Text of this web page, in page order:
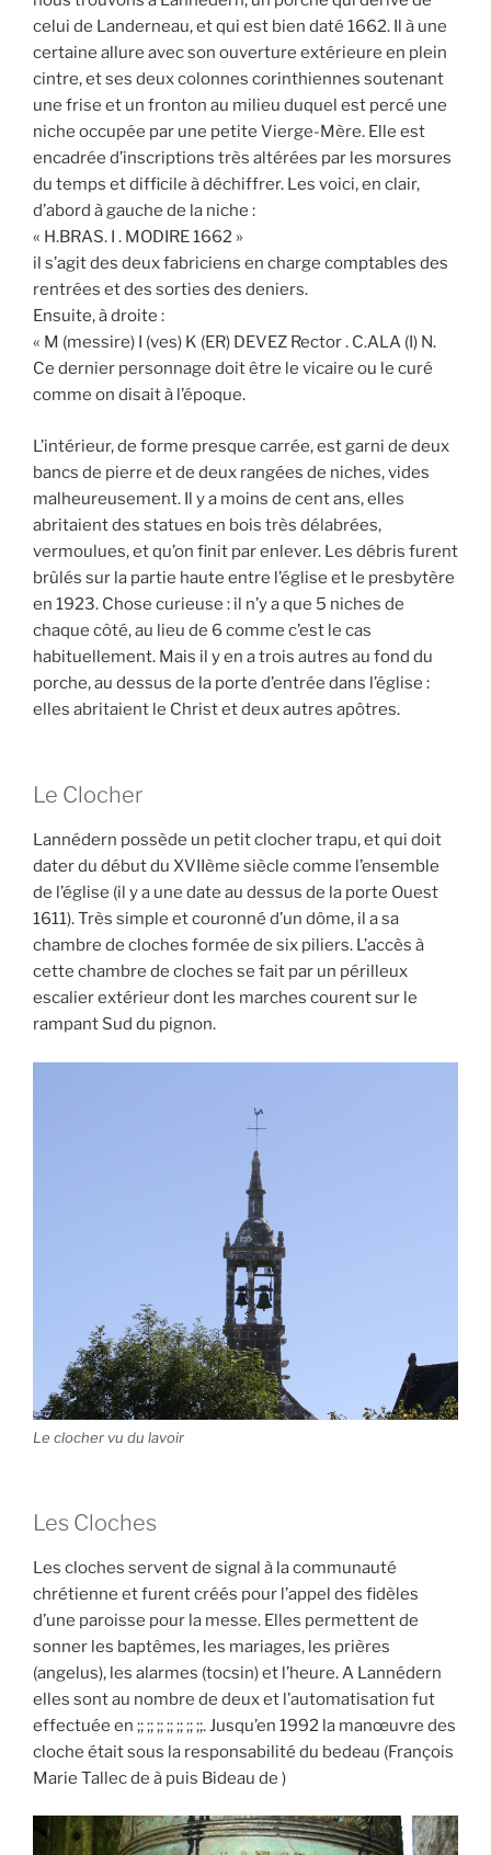
celui de Landerneau, et qui est bien daté 1662. Il à une
certaine allure avec son ouverture extérieure en plein
cintre, et ses deux colonnes corinthiennes soutenant
une frise et un fronton au milieu duquel est percé une
niche occupée par une petite Vierge-Mère. Elle est
encadrée d’inscriptions très altérées par les morsures
du temps et difficile à déchiffrer. Les voici, en clair,
d’abord à gauche de la niche :
« H.BRAS. I . MODIRE 1662 »
il s’agit des deux fabriciens en charge comptables des
rentrées et des sorties des deniers.
Ensuite, à droite :
« M (messire) I (ves) K (ER) DEVEZ Rector . C.ALA (I) N.
Ce dernier personnage doit être le vicaire ou le curé
comme on disait à l’époque.
L’intérieur, de forme presque carrée, est garni de deux
bancs de pierre et de deux rangées de niches, vides
malheureusement. Il y a moins de cent ans, elles
abritaient des statues en bois très délabrées,
vermoulues, et qu’on finit par enlever. Les débris furent
brûlés sur la partie haute entre l’église et le presbytère
en 1923. Chose curieuse : il n’y a que 5 niches de
chaque côté, au lieu de 6 comme c’est le cas
habituellement. Mais il y en a trois autres au fond du
porche, au dessus de la porte d’entrée dans l’église :
elles abritaient le Christ et deux autres apôtres.
Le Clocher
Lannédern possède un petit clocher trapu, et qui doit
dater du début du XVIIème siècle comme l’ensemble
de l’église (il y a une date au dessus de la porte Ouest
1611). Très simple et couronné d’un dôme, il a sa
chambre de cloches formée de six piliers. L’accès à
cette chambre de cloches se fait par un périlleux
escalier extérieur dont les marches courent sur le
rampant Sud du pignon.
Le clocher vu du lavoir
Les Cloches
Les cloches servent de signal à la communauté
chrétienne et furent créés pour l’appel des fidèles
d’une paroisse pour la messe. Elles permettent de
sonner les baptêmes, les mariages, les prières
(angelus), les alarmes (tocsin) et l’heure. A Lannédern
elles sont au nombre de deux et l’automatisation fut
effectuée en ;; ;; ;; ;; ;; ;; ;;. Jusqu’en 1992 la manœuvre des
cloche était sous la responsabilité du bedeau (François
Marie Tallec de à puis Bideau de )